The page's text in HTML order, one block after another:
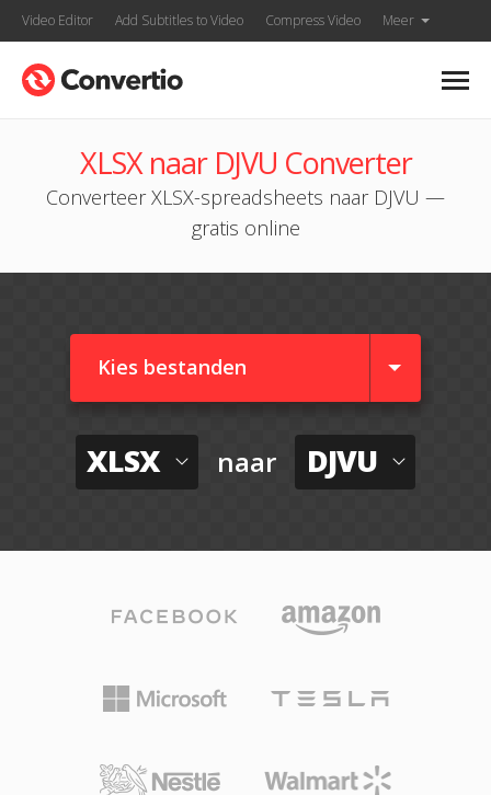
Video Editor Add Subtitles to Video Compress Video Meer
XLSX naar DJVU Converter
Converteer XLSX-spreadsheets naar DJVU —
gratis online
Kies bestanden
XLSX naar DJVU